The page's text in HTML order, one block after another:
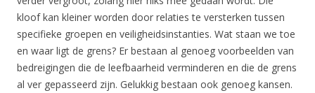
kloof kan kleiner worden door relaties te versterken tussen
specifieke groepen en veiligheidsinstanties. Wat staan we toe
en waar ligt de grens? Er bestaan al genoeg voorbeelden van
bedreigingen die de leefbaarheid verminderen en die de grens
al ver gepasseerd zijn. Gelukkig bestaan ook genoeg kansen.